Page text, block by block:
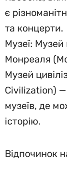
є
та концерти.
Музеї:
Монреаля
Музей
Civilization) —
музеїв, де
історію.
Відпочинок